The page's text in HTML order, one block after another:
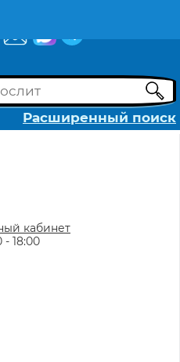
Расширенный поиск
кабинет
18:00